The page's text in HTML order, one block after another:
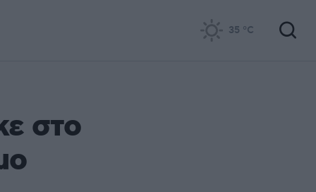
35 °C
στο